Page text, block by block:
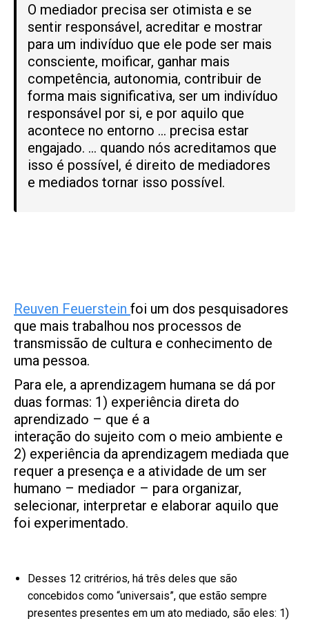
O mediador precisa ser otimista e se
sentir responsável, acreditar e mostrar
para um indivíduo que ele pode ser mais
consciente, moificar, ganhar mais
competência, autonomia, contribuir de
forma mais significativa, ser um indivíduo
responsável por si, e por aquilo que
acontece no entorno … precisa estar
engajado. … quando nós acreditamos que
isso é possível, é direito de mediadores
e mediados tornar isso possível.
Reuven Feuerstein foi um dos pesquisadores
que mais trabalhou nos processos de
transmissão de cultura e conhecimento de
uma pessoa.
Para ele, a aprendizagem humana se dá por
duas formas: 1) experiência direta do
aprendizado – que é a
interação do sujeito com o meio ambiente e
2) experiência da aprendizagem mediada que
requer a presença e a atividade de um ser
humano – mediador – para organizar,
selecionar, interpretar e elaborar aquilo que
foi experimentado.
Desses 12 critrérios, há três deles que são
concebidos como “universais”, que estão sempre
presentes presentes em um ato mediado, são eles: 1)